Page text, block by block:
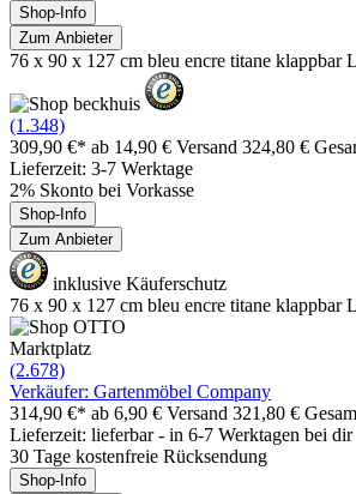
Shop-Info
Zum Anbieter
76 x 90 x 127 cm bleu encre titane klappbar
(1.348)
309,90 €* ab 14,90 € Versand 324,80 €
Lieferzeit: 3-7 Werktage
2% Skonto bei Vorkasse
Shop-Info
Zum Anbieter
inklusive Käuferschutz
76 x 90 x 127 cm bleu encre titane klappbar
Marktplatz
(2.678)
Verkäufer: Gartenmöbel Company
314,90 €* ab 6,90 € Versand 321,80 €
Lieferzeit: lieferbar - in 6-7 Werktagen bei dir
30 Tage kostenfreie Rücksendung
Shop-Info